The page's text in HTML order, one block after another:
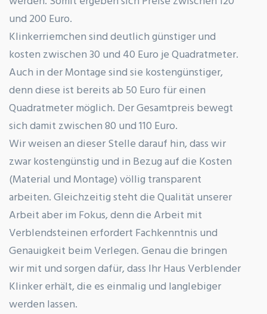
und 200 Euro.
Klinkerriemchen sind deutlich günstiger und
kosten zwischen 30 und 40 Euro je Quadratmeter.
Auch in der Montage sind sie kostengünstiger,
denn diese ist bereits ab 50 Euro für einen
Quadratmeter möglich. Der Gesamtpreis bewegt
sich damit zwischen 80 und 110 Euro.
Wir weisen an dieser Stelle darauf hin, dass wir
zwar kostengünstig und in Bezug auf die Kosten
(Material und Montage) völlig transparent
arbeiten. Gleichzeitig steht die Qualität unserer
Arbeit aber im Fokus, denn die Arbeit mit
Verblendsteinen erfordert Fachkenntnis und
Genauigkeit beim Verlegen. Genau die bringen
wir mit und sorgen dafür, dass Ihr Haus Verblender
Klinker erhält, die es einmalig und langlebiger
werden lassen.